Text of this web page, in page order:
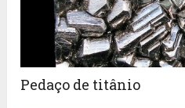
Pedaço de titânio